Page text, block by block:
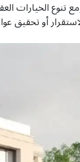
تنوع الخيارات
أو تحقيق